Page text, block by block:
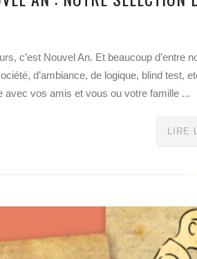
c’est Nouvel An. Et beaucoup d’entre
d’ambiance, de logique, blind test,
avec vos amis et vous ou votre famille ...
LIRE